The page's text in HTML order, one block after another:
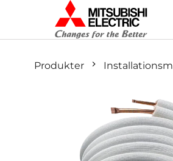
Produkter